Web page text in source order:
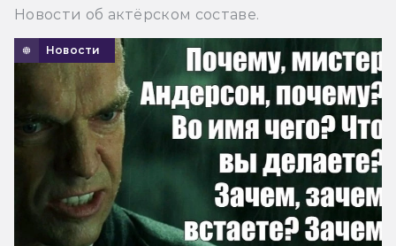
Новости об актёрском составе.
Новости